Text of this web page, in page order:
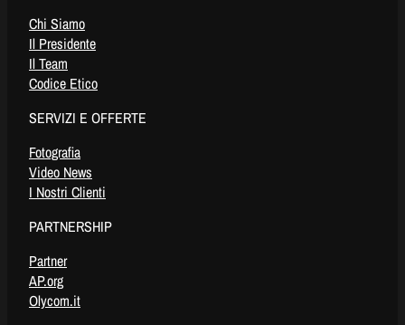
Chi Siamo
Il Presidente
Il Team
Codice Etico
SERVIZI E OFFERTE
Fotografia
Video News
I Nostri Clienti
PARTNERSHIP
Partner
AP.org
Olycom.it